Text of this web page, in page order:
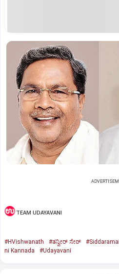
TEAM UDAYAVANI
#HVishwanath #ತನ್ವೀರ್ ಸೇಠ್
ni Kannada
#Udayavani